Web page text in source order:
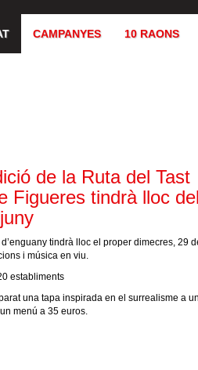
CAMPANYES 10 RAONS
de la Ruta del Tast
Figueres tindrà lloc
tindrà lloc el proper dimecres, 29
i música en viu.
establiments
una tapa inspirada en el surrealisme a
menú a 35 euros.